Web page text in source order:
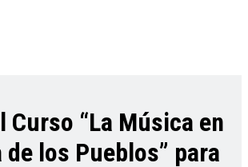
Curso “La Música en
de los Pueblos” para